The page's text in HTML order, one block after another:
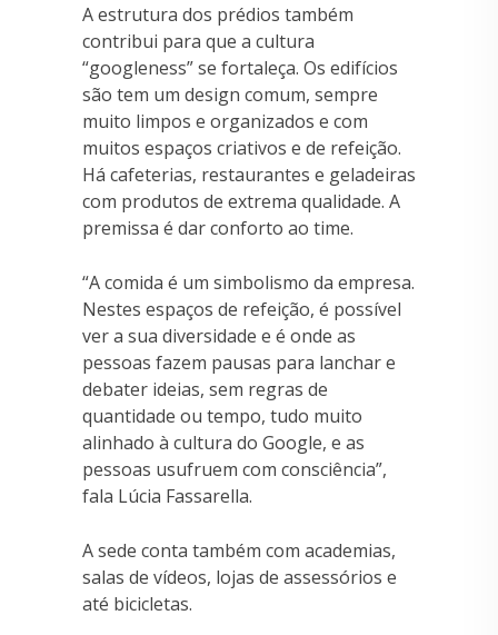
A estrutura dos prédios também
contribui para que a cultura
“googleness” se fortaleça. Os edifícios
são tem um design comum, sempre
muito limpos e organizados e com
muitos espaços criativos e de refeição.
Há cafeterias, restaurantes e geladeiras
com produtos de extrema qualidade. A
premissa é dar conforto ao time.
“A comida é um simbolismo da empresa.
Nestes espaços de refeição, é possível
ver a sua diversidade e é onde as
pessoas fazem pausas para lanchar e
debater ideias, sem regras de
quantidade ou tempo, tudo muito
alinhado à cultura do Google, e as
pessoas usufruem com consciência”,
fala Lúcia Fassarella.
A sede conta também com academias,
salas de vídeos, lojas de assessórios e
até bicicletas.